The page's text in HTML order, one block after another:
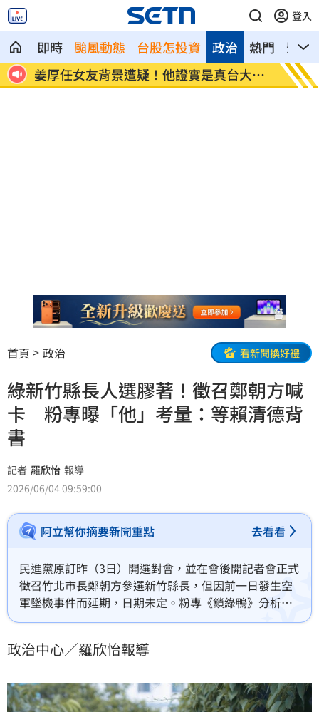
登入
即時 颱風動態 台股怎投資 熱門 影音
政治
證實是真台大畢
變態鬼男下手國小女童！強逼打X
首頁 政治 看新聞換好禮
綠新竹縣長人選膠著！徵召鄭朝方喊
卡 粉專曝「他」考量：等賴清德背
書
記者 羅欣怡 報導
2026/06/04 09:59:00
阿立幫你摘要新聞重點 去看看
民進黨原訂昨（3日）開選對會，並在會後開記者會正式
徵召竹北市長鄭朝方參選新竹縣長，但因前一日發生空
軍墜機事件而延期，日期未定。粉專《鎖綠鴨》分析，
鄭朝方深知這場選戰不好打，之所以遲遲不表態，就是
政治中心／羅欣怡報導